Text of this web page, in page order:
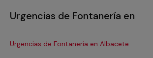
Urgencias de Fontanería en
Urgencias de Fontanería en Albacete